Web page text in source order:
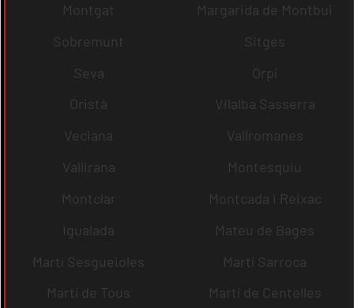
Montgat
Margarida de Montbui
Sobremunt
Sitges
Seva
Orpí
Oristà
Vilalba Sasserra
Veciana
Vallromanes
Vallirana
Montesquiu
Montclar
Montcada i Reixac
Igualada
Mateu de Bages
Martí Sesgueioles
Martí Sarroca
Martí de Tous
Martí de Centelles